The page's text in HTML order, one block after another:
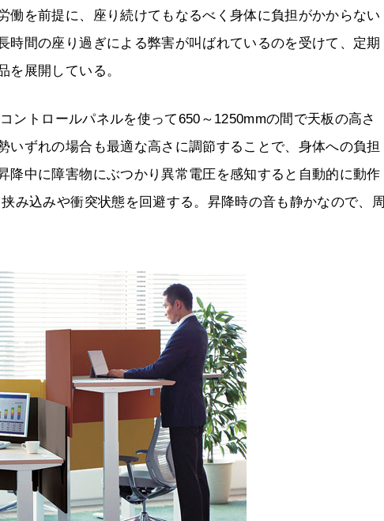
働を前提に、座り続けてもなるべく身体に負担がかからない
時間の座り過ぎによる弊害が叫ばれているのを受けて、定期
を展開している。
ントロールパネルを使って650～1250mmの間で天板の高さ
いずれの場合も最適な高さに調節することで、身体への負担
降中に障害物にぶつかり異常電圧を感知すると自動的に動作
み込みや衝突状態を回避する。昇降時の音も静かなので、周